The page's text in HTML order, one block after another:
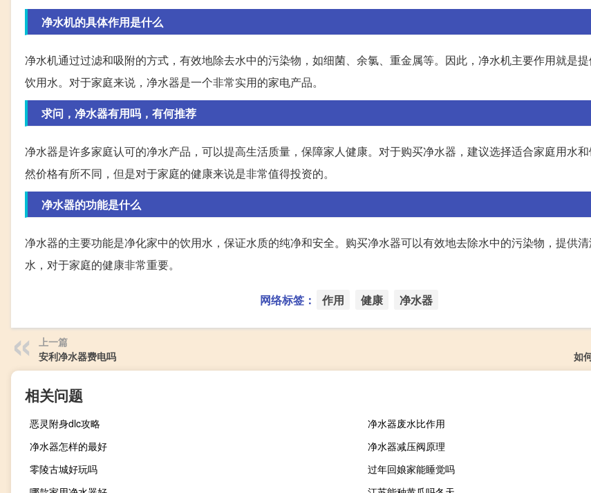
净水机的具体作用是什么
净水机通过过滤和吸附的方式，有效地除去水中的污染物，如细菌、余氯、重金属等。因此，净水机主要作用就是
饮用水。对于家庭来说，净水器是一个非常实用的家电产品。
求问，净水器有用吗，有何推荐
净水器是许多家庭认可的净水产品，可以提高生活质量，保障家人健康。对于购买净水器，建议选择适合家庭用水
然价格有所不同，但是对于家庭的健康来说是非常值得投资的。
净水器的功能是什么
净水器的主要功能是净化家中的饮用水，保证水质的纯净和安全。购买净水器可以有效地去除水中的污染物，提供
水，对于家庭的健康非常重要。
网络标签： 作用 健康 净水器
上一篇
安利净水器费电吗
如
相关问题
恶灵附身dlc攻略
净水器废水比作用
净水器怎样的最好
净水器减压阀原理
零陵古城好玩吗
过年回娘家能睡觉吗